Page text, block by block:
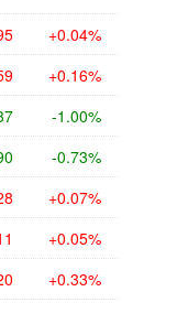
+0.04%
+0.16%
-1.00%
-0.73%
+0.07%
+0.05%
+0.33%